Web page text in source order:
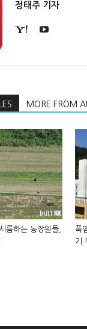
정태주 기자
MORE FROM
름하는 농장원들,
폭
기